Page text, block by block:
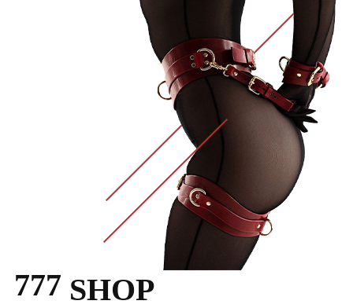
777 SHOP